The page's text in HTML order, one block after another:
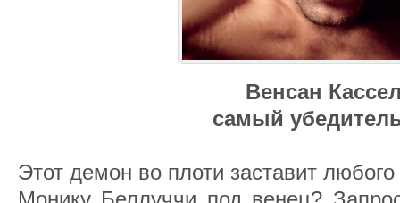
Венсан
самый
Этот демон во плоти заставит